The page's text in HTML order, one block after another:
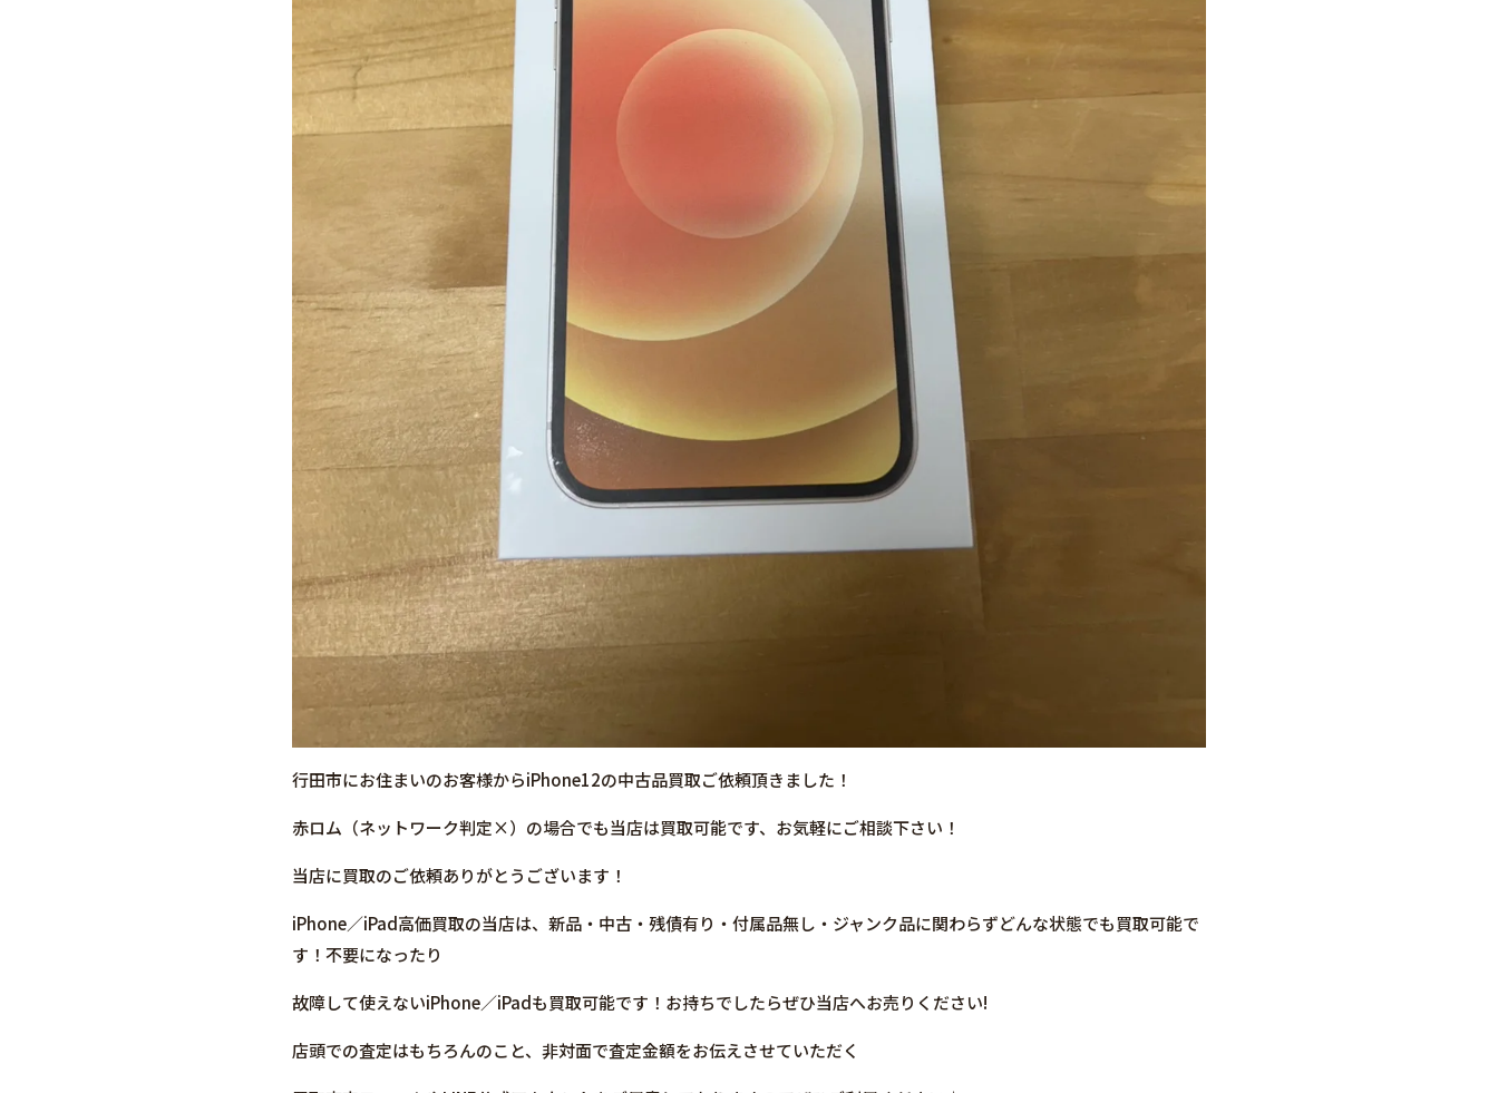
行田市にお住まいのお客様からiPhone12の中古品買取ご依頼頂きました！
赤ロム（ネットワーク判定×）の場合でも当店は買取可能です、お気軽にご相談下さい！
当店に買取のご依頼ありがとうございます！
iPhone／iPad高価買取の当店は、新品・中古・残債有り・付属品無し・ジャンク品に関わらずどんな状態でも買取可能で
す！不要になったり
故障して使えないiPhone／iPadも買取可能です！お持ちでしたらぜひ当店へお売りください!
店頭での査定はもちろんのこと、非対面で査定金額をお伝えさせていただく